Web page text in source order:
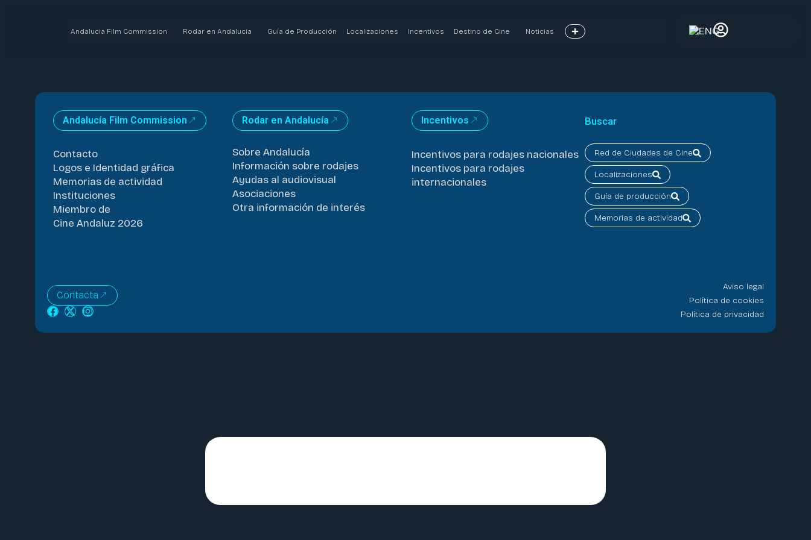
Andalucia Film Commission Rodar en Andalucia Guía de Producción Localizaciones Incentivos Destino de Cine Noticias
Andalucía Film Commission
Contacto
Logos e Identidad gráfica
Memorias de actividad
Instituciones
Miembro de
Cine Andaluz 2026
Rodar en Andalucía
Sobre Andalucía
Información sobre rodajes
Ayudas al audiovisual
Asociaciones
Otra información de interés
Incentivos
Incentivos para rodajes nacionales
Incentivos para rodajes
internacionales
Buscar
Red de Ciudades de Cine
Localizaciones
Guía de producción
Memorias de actividad
Contacta
Aviso legal
Política de cookies
Política de privacidad